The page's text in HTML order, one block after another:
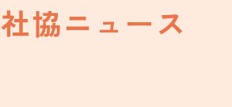
社協ニュース